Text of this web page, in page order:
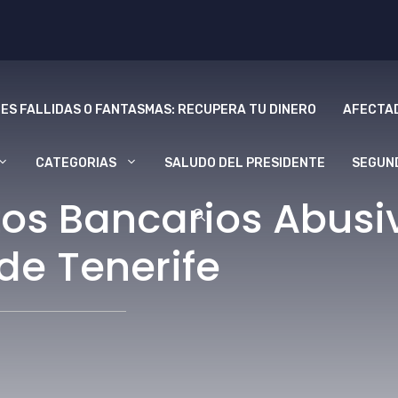
FALLIDAS O FANTASMAS: RECUPERA TU DINERO
CATEGORIAS SALUDO DEL PRESIDENTE
Bancarios
Tenerife